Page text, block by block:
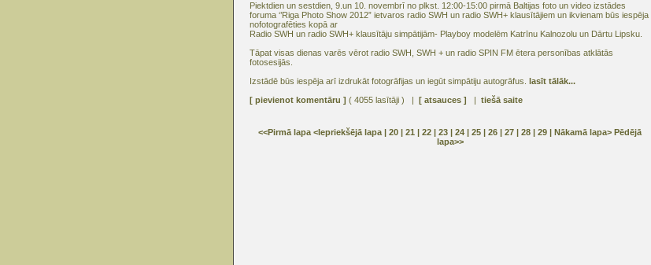
Piektdien un sestdien, 9.un 10. novembrī no plkst. 12:00-15:00 pirmā Baltijas foto un video izstādes
foruma ‘’Riga Photo Show 2012” ietvaros radio SWH un radio SWH+ klausītājiem un ikvienam būs iespēja
nofotografēties kopā ar
Radio SWH un radio SWH+ klausītāju simpātijām- Playboy modelēm Katrīnu Kalnozolu un Dārtu Lipsku.
Tāpat visas dienas varēs vērot radio SWH, SWH + un radio SPIN FM ētera personības atklātās
fotosesijās.
Izstādē būs iespēja arī izdrukāt fotogrāfijas un iegūt simpātiju autogrāfus. lasīt tālāk...
[ pievienot komentāru ] ( 4055 lasītāji ) | [ atsauces ] | tiešā saite
<<Pirmā lapa <Iepriekšējā lapa | 20 | 21 | 22 | 23 | 24 | 25 | 26 | 27 | 28 | 29 | Nākamā lapa> Pēdējā
lapa>>